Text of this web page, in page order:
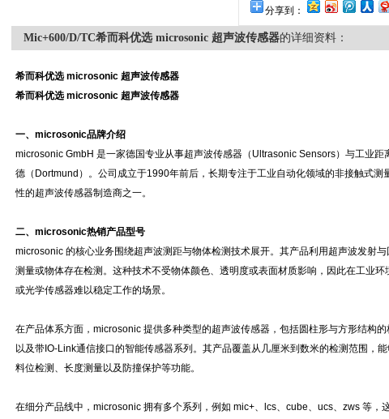
分享到：
Mic+600/D/TC希而科优选 microsonic 超声波传感器的详细资料：
希而科优选 microsonic 超声波传感器
希而科优选 microsonic 超声波传感器
一、 microsonic品牌介绍
microsonic GmbH 是一家德国专业从事超声波传感器（Ultrasonic Sensors）与工业
德（Dortmund）。公司成立于1990年前后，长期专注于工业自动化领域的非接触式
性的超声波传感器制造商之一。
二、microsonic热销产品型号
microsonic 的核心业务围绕超声波测距与物体检测技术展开。其产品利用超声波发射
测量或物体存在检测。这种技术不受物体颜色、透明度或表面材质影响，因此在工业
或光学传感器难以稳定工作的场景。
在产品体系方面，microsonic 提供多种类型的超声波传感器，包括圆柱形与方形结构
以及带IO-Link通信接口的智能传感器系列。其产品覆盖从几厘米到数米的检测范围，
料位检测、长度测量以及防撞保护等功能。
在细分产品线中，microsonic 拥有多个系列，例如 mic+、lcs、cube、ucs、zws 等，